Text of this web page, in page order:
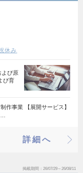
休み
よび原
び育
作事業 【展開サービス】
詳細へ
掲載期間 26/07/29～26/08/11